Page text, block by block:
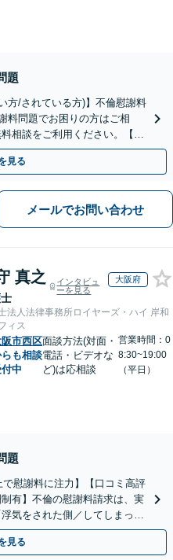
題
方/されている方)】不倫慰謝料
料問題でお困りの方はご相
相談をご利用ください。【不
見る
メールでお問い合わせ
真之
インタビュ
ーを見る
大阪府
法人法律事務所ロイヤーズ・ハイ 岸和
ィス
市西区
も相談
中
面談方法(対面・
電話・ビデオな
ど)は応相談
営業時間：0
8:30~19:00
（平日）
題
慰謝料に注力】【口コミ高評
有】不倫の慰謝料請求は、実
気をされた側／してしまった
見る